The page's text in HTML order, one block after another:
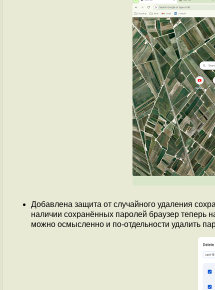
Добавлена защита от случайного удаления
наличии сохранённых паролей браузер теперь
можно осмысленно и по-отдельности удалить